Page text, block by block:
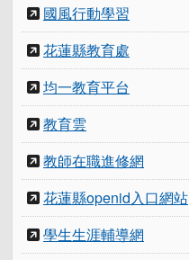
國風行動學習
花蓮縣教育處
均一教育平台
教育雲
教師在職進修網
花蓮縣openid入口網站
學生生涯輔導網